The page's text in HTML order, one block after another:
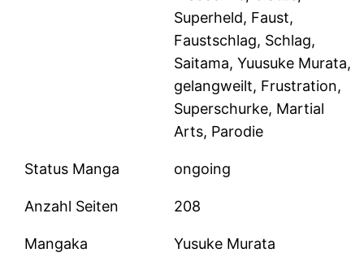
Superheld, Faust,
Faustschlag, Schlag,
Saitama, Yuusuke Murata,
gelangweilt, Frustration,
Superschurke, Martial
Arts, Parodie
Status Manga ongoing
Anzahl Seiten 208
Mangaka Yusuke Murata